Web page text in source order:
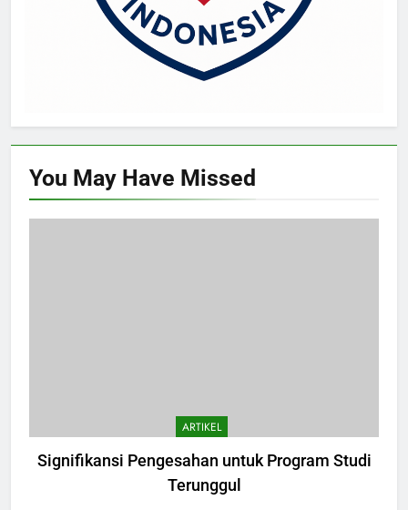
You May Have Missed
ARTIKEL
Signifikansi Pengesahan untuk Program Studi
Terunggul